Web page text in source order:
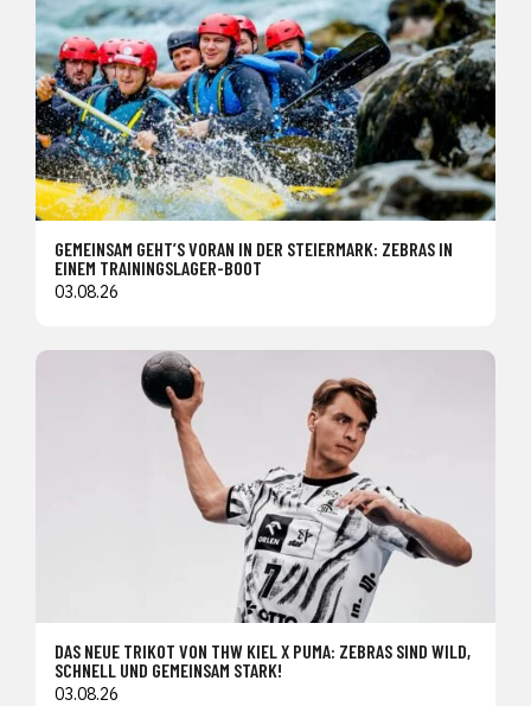
GEMEINSAM GEHT’S VORAN IN DER STEIERMARK: ZEBRAS IN
EINEM TRAININGSLAGER-BOOT
03.08.26
DAS NEUE TRIKOT VON THW KIEL X PUMA: ZEBRAS SIND WILD,
SCHNELL UND GEMEINSAM STARK!
03.08.26